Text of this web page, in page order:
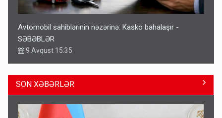
Avtomobil sahiblərinin nəzərinə: Kasko bahalaşır -
SƏBƏBLƏR
9 Avqust 15:35
SON XƏBƏRLƏR